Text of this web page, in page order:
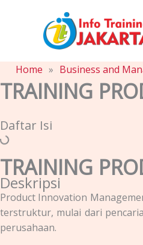
Home » Business and
TRAINING
Daftar Isi
TRAINING
Deskripsi
Product Innovation
terstruktur, mulai dari
perusahaan.